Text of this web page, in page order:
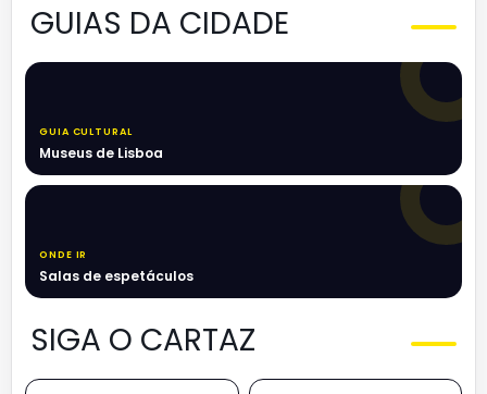
GUIAS DA CIDADE
GUIA CULTURAL
Museus de Lisboa
ONDE IR
Salas de espetáculos
SIGA O CARTAZ